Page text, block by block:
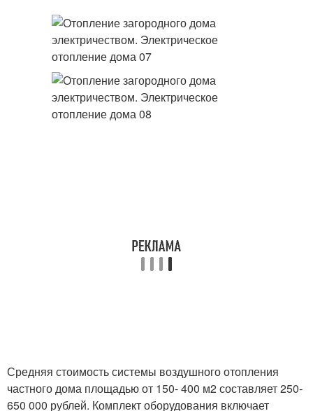
Средняя стоимость системы воздушного отопления
частного дома площадью от 150- 400 м2 составляет 250-
650 000 рублей. Комплект оборудования включает